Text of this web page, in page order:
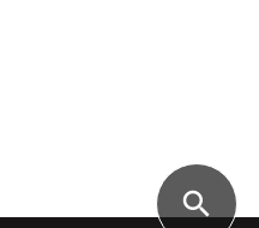
search